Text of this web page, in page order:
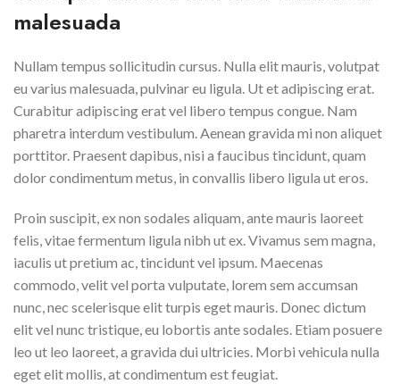
malesuada
Nullam tempus sollicitudin cursus. Nulla elit mauris, volutpat
eu varius malesuada, pulvinar eu ligula. Ut et adipiscing erat.
Curabitur adipiscing erat vel libero tempus congue. Nam
pharetra interdum vestibulum. Aenean gravida mi non aliquet
porttitor. Praesent dapibus, nisi a faucibus tincidunt, quam
dolor condimentum metus, in convallis libero ligula ut eros.
Proin suscipit, ex non sodales aliquam, ante mauris laoreet
felis, vitae fermentum ligula nibh ut ex. Vivamus sem magna,
iaculis ut pretium ac, tincidunt vel ipsum. Maecenas
commodo, velit vel porta vulputate, lorem sem accumsan
nunc, nec scelerisque elit turpis eget mauris. Donec dictum
elit vel nunc tristique, eu lobortis ante sodales. Etiam posuere
leo ut leo laoreet, a gravida dui ultricies. Morbi vehicula nulla
eget elit mollis, at condimentum est feugiat.